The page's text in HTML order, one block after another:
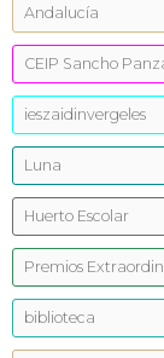
Andalucía
CEIP Sancho
ieszaidinvergeles
Luna
Huerto Escolar
Premios
biblioteca